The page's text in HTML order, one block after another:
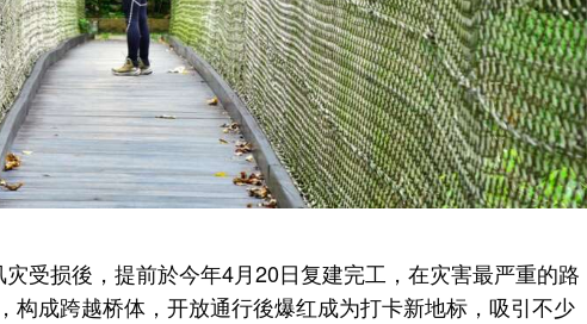
受损後，提前於今年4月20日复建完工，在灾害最严重的路
构成跨越桥体，开放通行後爆红成为打卡新地标，吸引不少